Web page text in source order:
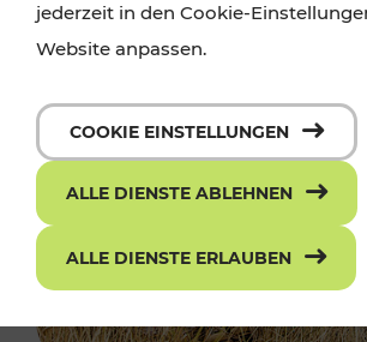
jederzeit in den Cookie-
Website anpassen.
COOKIE EINSTELLUNGEN
ALLE DIENSTE ABLEHNEN
ALLE DIENSTE ERLAUBEN